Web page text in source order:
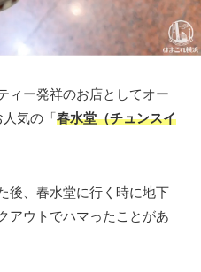
ィー発祥のお店としてオー
人気の「春水堂（チュンスイ
後、春水堂に行く時に地下
アウトでハマったことがあ